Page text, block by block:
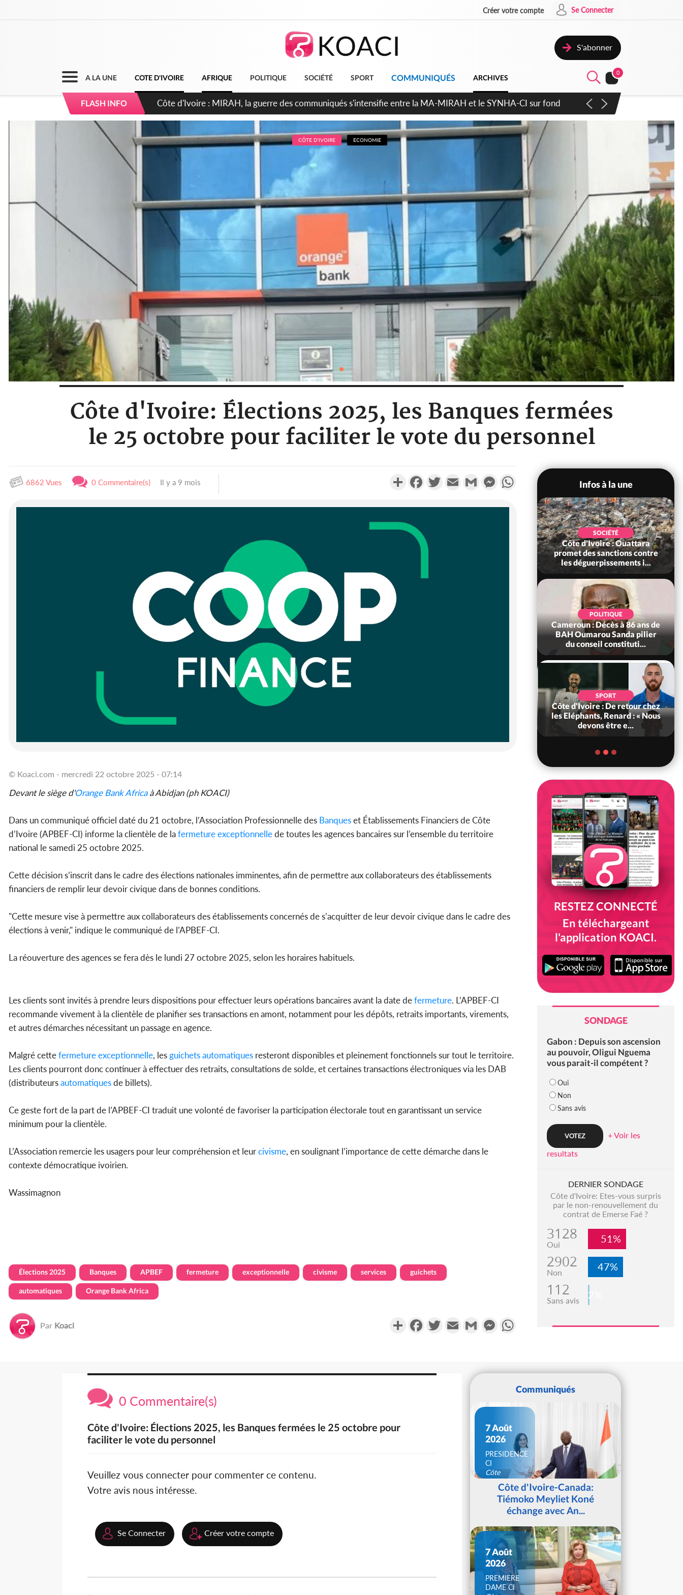
Créer votre compte Se Connecter
S'abonner
A LA UNE COTE D'IVOIRE AFRIQUE POLITIQUE SOCIÉTÉ SPORT COMMUNIQUÉS ARCHIVES
0
FLASH INFO Côte d'Ivoire : Indépendance 2026, Thiam plaide pour un environnement démocratique plus apaisé
CÔTE D'IVOIRE ECONOMIE
Côte d'Ivoire: Élections 2025, les Banques fermées
le 25 octobre pour faciliter le vote du personnel
6862 Vues 0 Commentaire(s) Il y a 9 mois PartagerFacebookTwitterEmail Gmail MessengerWhatsApp
© Koaci.com - mercredi 22 octobre 2025 - 07:14
Devant le siège d'Orange Bank Africaà Abidjan (ph KOACI)
Dans un communiqué officiel daté du 21 octobre, l’Association Professionnelle des Banqueset Établissements Financiers de Côte
d’Ivoire (APBEF-CI) informe la clientèle de lafermetureexceptionnellede toutes les agences bancaires sur l’ensemble du territoire
national le samedi 25 octobre 2025.
Cette décision s’inscrit dans le cadre des élections nationales imminentes, afin de permettre aux collaborateurs des établissements
financiers de remplir leur devoir civique dans de bonnes conditions.
"Cette mesure vise à permettre aux collaborateurs des établissements concernés de s’acquitter de leur devoir civique dans le cadre des
élections à venir," indique le communiqué de l’APBEF-CI.
La réouverture des agences se fera dès le lundi 27 octobre 2025, selon les horaires habituels.
Les clients sont invités à prendre leurs dispositions pour effectuer leurs opérations bancaires avant la date defermeture. L’APBEF-CI
recommande vivement à la clientèle de planifier ses transactions en amont, notamment pour les dépôts, retraits importants, virements,
et autres démarches nécessitant un passage en agence.
Malgré cettefermetureexceptionnelle, lesguichetsautomatiques resteront disponibles et pleinement fonctionnels sur tout le territoire.
Les clients pourront donc continuer à effectuer des retraits, consultations de solde, et certaines transactions électroniques via les DAB
(distributeursautomatiquesde billets).
Ce geste fort de la part de l’APBEF-CI traduit une volonté de favoriser la participation électorale tout en garantissant un service
minimum pour la clientèle.
L’Association remercie les usagers pour leur compréhension et leurcivisme, en soulignant l’importance de cette démarche dans le
contexte démocratique ivoirien.
Wassimagnon
Élections 2025 Banques APBEF fermeture exceptionnelle civisme services guichets
automatiques Orange Bank Africa
Par Koaci PartagerFacebookTwitterEmail Gmail Messenger
Infos à la une
Côte d'Ivoire : Après le pari
réussi du 66e anniversaire,
SOCIÉTÉ
Côte d'Ivoire : Ouattara
promet des sanctions contre
les déguerpissements i...
POLITIQUE
Cameroun : Décès à 86 ans de
BAH Oumarou Sanda pilier
du conseil constituti...
SPORT
Côte d'Ivoire : De retour chez
les Eléphants, Renard : « Nous
devons être e...
RESTEZ CONNECTÉ
En téléchargeant
l'application KOACI.
SONDAGE
Gabon : Depuis son ascension
au pouvoir, Oligui Nguema
vous parait-il compétent ?
Oui
Non
Sans avis
+ Voir les
resultats
DERNIER SONDAGE
Côte d'Ivoire: Etes-vous surpris
par le non-renouvellement du
contrat de Emerse Faé ?
3128
Oui 51%
2902
Non 47%
112
Sans avis 2%
0 Commentaire(s)
Côte d'Ivoire: Élections 2025, les Banques fermées le 25 octobre pour
faciliter le vote du personnel
Veuillez vous connecter pour commenter ce contenu.
Votre avis nous intéresse.
Se Connecter Créer votre compte
Communiqués
7 Août
2026
PRESIDENCE
CI
Côte
d'IvoireCôte d'Ivoire-Canada:
Tiémoko Meyliet Koné
échange avec An...
7 Août
2026
PREMIERE
DAME CI